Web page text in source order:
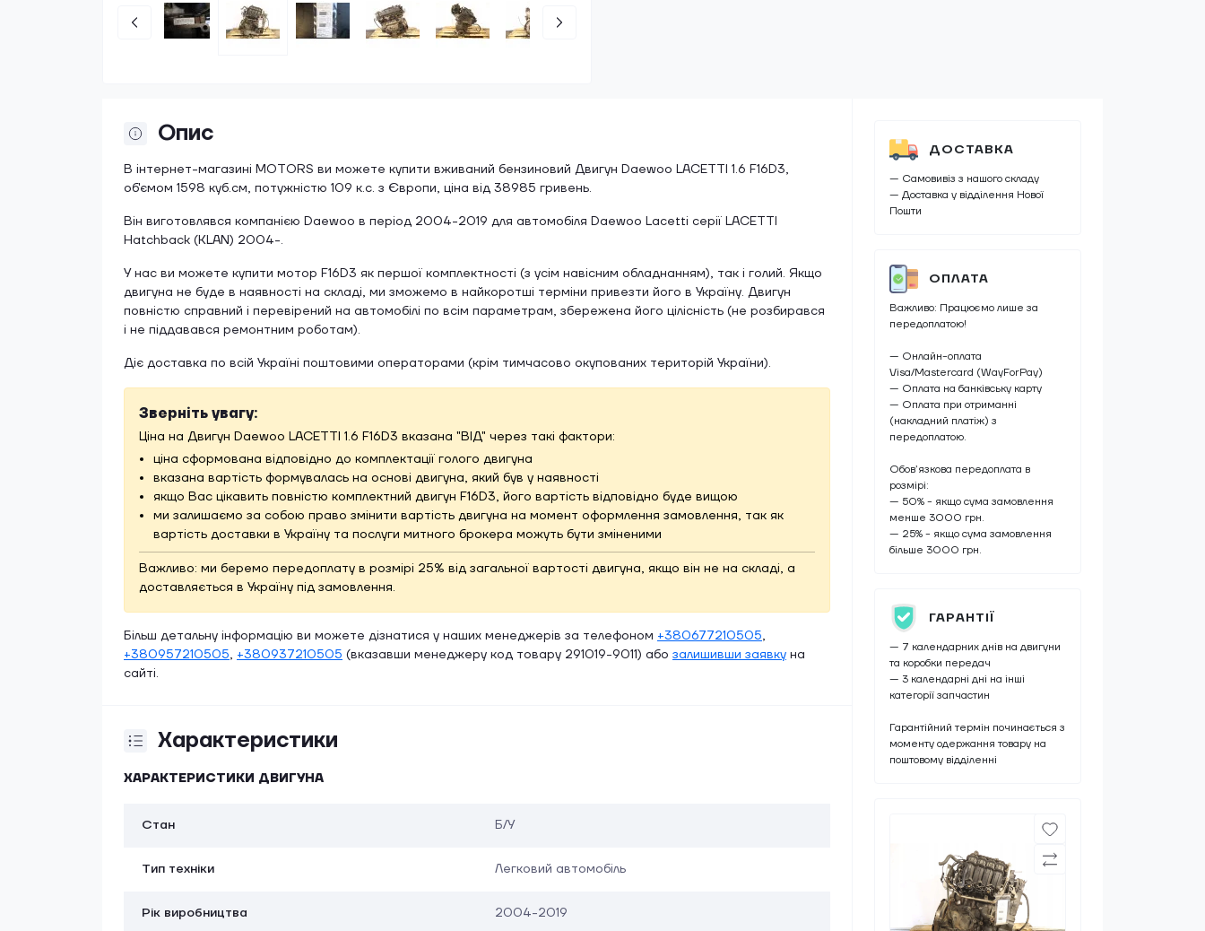
Опис
В інтернет-магазині MOTORS ви можете купити вживаний бензиновий Двигун Daewoo LACETTI 1.6 F16D3,
об'ємом 1598 куб.см, потужністю 109 к.с. з Європи, ціна від 38985 гривень.
Він виготовлявся компанією Daewoo в період 2004-2019 для автомобіля Daewoo Lacetti серії LACETTI
Hatchback (KLAN) 2004-.
У нас ви можете купити мотор F16D3 як першої комплектності (з усім навісним обладнанням), так і голий. Якщо
двигуна не буде в наявності на складі, ми зможемо в найкоротші терміни привезти його в Україну. Двигун
повністю справний і перевірений на автомобілі по всім параметрам, збережена його цілісність (не розбирався
і не піддавався ремонтним роботам).
Діє доставка по всій Україні поштовими операторами (крім тимчасово окупованих територій України).
Зверніть увагу:
Ціна на Двигун Daewoo LACETTI 1.6 F16D3 вказана "ВІД" через такі фактори:
ціна сформована відповідно до комплектації голого двигуна
вказана вартість формувалась на основі двигуна, який був у наявності
якщо Вас цікавить повністю комплектний двигун F16D3, його вартість відповідно буде вищою
ми залишаємо за собою право змінити вартість двигуна на момент оформлення замовлення, так як
вартість доставки в Україну та послуги митного брокера можуть бути зміненими
Важливо: ми беремо передоплату в розмірі 25% від загальної вартості двигуна, якщо він не на складі, а
доставляється в Україну під замовлення.
Більш детальну інформацію ви можете дізнатися у наших менеджерів за телефоном +380677210505,
+380957210505, +380937210505 (вказавши менеджеру код товару 291019-9011) або залишивши заявку на
сайті.
Характеристики
ХАРАКТЕРИСТИКИ ДВИГУНА
Стан Б/У
Тип техніки Легковий автомобіль
Рік виробництва 2004-2019
ДОСТАВКА
— Самовивіз з нашого складу
— Доставка у відділення Нової
Пошти
ОПЛАТА
Важливо: Працюємо лише за
передоплатою!
— Онлайн-оплата
Visa/Mastercard (WayForPay)
— Оплата на банківську карту
— Оплата при отриманні
(накладний платіж) з
передоплатою.
Обов’язкова передоплата в
розмірі:
— 50% - якщо сума замовлення
менше 3000 грн.
— 25% - якщо сума замовлення
більше 3000 грн.
ГАРАНТІЇ
— 7 календарних днів на двигуни
та коробки передач
— 3 календарні дні на інші
категорії запчастин
Гарантійний термін починається з
моменту одержання товару на
поштовому відділенні